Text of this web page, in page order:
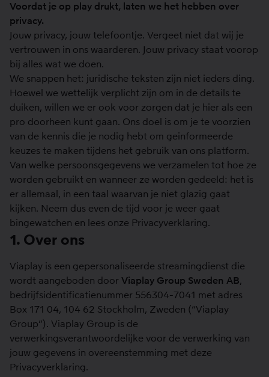
Voordat je op play drukt, laten we het hebben over
privacy.
Jouw privacy, jouw telefoontje. Vergeet niet dat wij je
vertrouwen in ons waarderen. Jouw privacy staat voorop
bij alles wat we doen.
We snappen het: juridische teksten zijn niet ieders ding.
Hoewel we wettelijk verplicht zijn om in de details te
duiken, willen we er ook voor zorgen dat je hier als een
pro doorheen kunt gaan. Ons doel is om je te voorzien
van de kennis die je nodig hebt om geinformeerde
keuzes te maken tijdens het gebruik van ons platform.
Van welke persoonsgegevens we verzamelen tot hoe ze
worden gebruikt en wanneer ze worden gedeeld: het is
er allemaal, in een taal waarvan je niet glazig gaat
kijken. Neem dus even de tijd voor je weer gaat
bingewatchen en lees onze Privacyverklaring.
1. Over ons
Viaplay is een gepersonaliseerde streamingdienst die
wordt aangeboden door Viaplay Group Sweden AB,
bedrijfsidentificatienummer 556304-7041 met adres
Box 171 04, 104 62 Stockholm, Zweden (“Viaplay
Group”). Viaplay Group is de
verwerkingsverantwoordelijke voor de verwerking van
jouw gegevens in overeenstemming met deze
Privacyverklaring.